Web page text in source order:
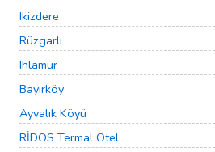
Ikizdere
Rüzgarlı
Ihlamur
Bayırköy
Ayvalık Köyü
RİDOS Termal Otel